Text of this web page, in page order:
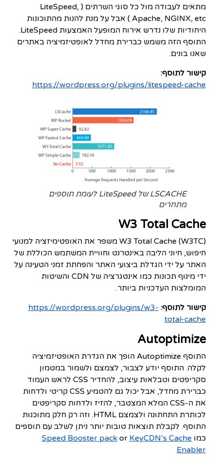
מתאים לעבודה מול כל סוגי השרתים ( LiteSpeed,
Apache, NGINX, etc ) אבל על מנת להנות מהתוכונות
היחודיות שלו נדרש אירוח המופעל האמצעות LiteSpeed.
התוסף הזה משמש כברירת מחדל לאופטיזמיציה באתרים
שאנו בונים.
קישור לתוסף:
https://wordpress.org/plugins/litespeed-cache
LSCACHE של LiteSpeed לעומת תוספים
מתחרים
W3 Total Cache
W3 Total Cache (W3TC) משפר את האופטימיזציה למנועי
חיפוש, חיוני הליבה באינטרנט וחוויית המשתמש הכוללת של
האתר על ידי הגדלת ביצועי האתר והפחתת זמני הטעינה על
ידי מינוף תכונות כמו אינטגרציה של CDN והשיטות
המומלצות העדכניות ביותר.
קישור לתוסף: https://wordpress.org/plugins/w3-
total-cache
Autoptimize
התוסף Autoptimize הופך את הגדרת האופטיזמיציה
לקלה. התוסף יודע לצבור, לצמצם ולשמור במטמון
סקריפטים וטבלאות עיצוב, להחדיר CSS לראש העמוד
כברירת מחדל, אבל יכול גם להטמיע CSS קריטי ולדחות
את ה-CSS המלא המצטבר, להזיז ולדחות סקריפטים
לכותרת התחתונה ולצמצם HTML. וזה רק חלק מתוכנות
התוסף. לקבלת תוצאות טובות יותר ניתן לשלב עם תוספים
כמו
Speed Booster pack or KeyCDN’s Cache
Enabler